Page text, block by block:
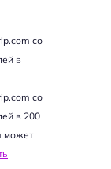
со
в
со
в 200
может